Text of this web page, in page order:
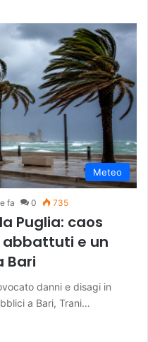
Meteo
fa 0 735
Puglia: caos
abbattuti e un
Bari
danni e disagi in
a Bari, Trani…